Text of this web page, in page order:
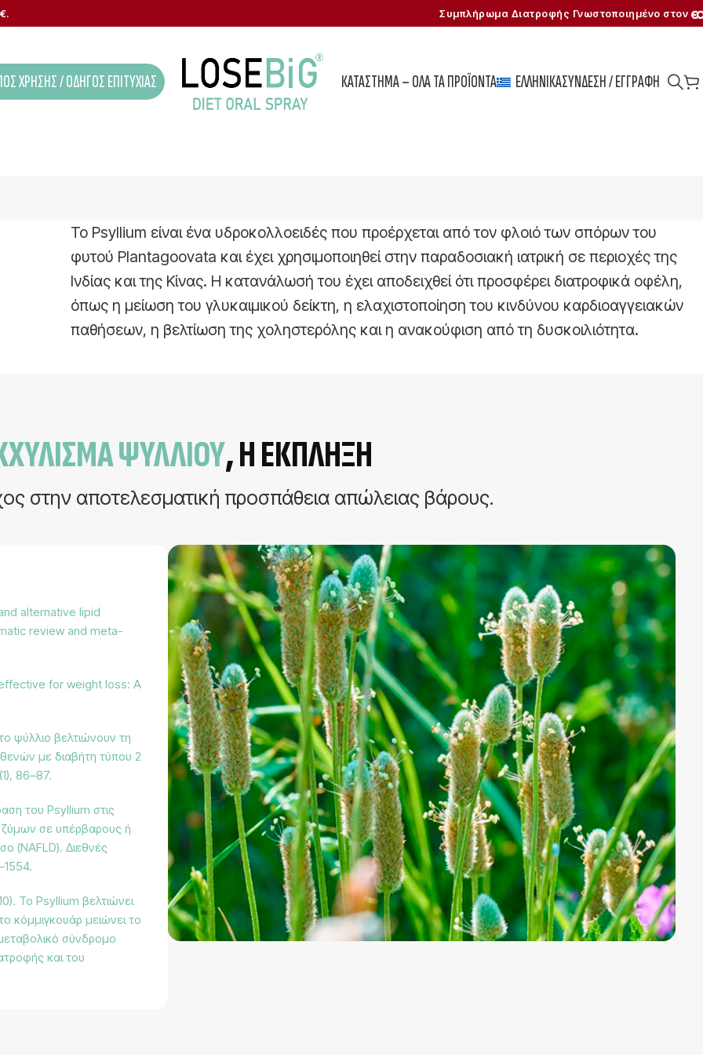
Συμπλήρωμα Διατροφής Γνωστοποιημένο στον
ΧΡΉΣΗΣ / ΟΔΗΓΌΣ ΕΠΙΤΥΧΊΑΣ ΚΑΤΆΣΤΗΜΑ – ΌΛΑ ΤΑ ΠΡΟΪΌΝΤΑ ΕΛΛΗΝΙΚΆΣΎΝΔΕΣΗ / ΕΓΓΡΑΦΉ
Το Psyllium είναι ένα υδροκολλοειδές που προέρχεται από τον φλοιό των σπόρων του
φυτού Plantagoovata και έχει χρησιμοποιηθεί στην παραδοσιακή ιατρική σε περιοχές της
Ινδίας και της Κίνας. Η κατανάλωσή του έχει αποδειχθεί ότι προσφέρει διατροφικά οφέλη,
όπως η μείωση του γλυκαιμικού δείκτη, η ελαχιστοποίηση του κινδύνου καρδιοαγγειακών
παθήσεων, η βελτίωση της χοληστερόλης και η ανακούφιση από τη δυσκοιλιότητα.
ΨΎΛΛΙΟΥ, Η ΈΚΠΛΗΞΗ
στην αποτελεσματική προσπάθεια απώλειας βάρους​.
alternative lipid
review and meta-
for weight loss: A
ψύλλιο βελτιώνουν τη
με διαβήτη τύπου 2
86–87.
του Psyllium στις
σε υπέρβαρους ή
(NAFLD). Διεθνές
Το Psyllium βελτιώνει
κόμμιγκουάρ μειώνει το
σύνδρομο
και του